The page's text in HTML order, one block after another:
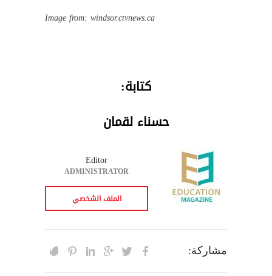
Image from: windsor.ctvnews.ca
كتابة:
حسناء لقمان
Editor
ADMINISTRATOR
الملف الشخصي
مشاركة: